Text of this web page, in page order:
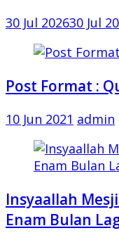
30 Jul 202630 Jul
Post Format :
10 Jun 2021 admin
Insyaallah
Enam Bulan